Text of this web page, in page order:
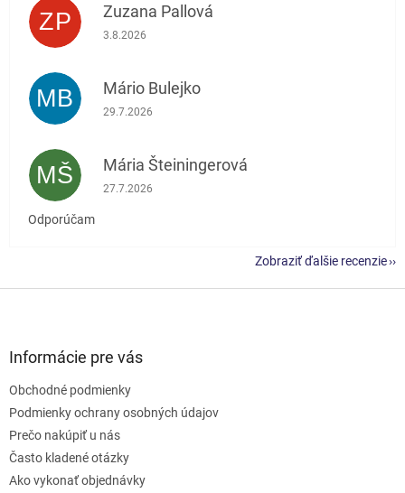
ZP Zuzana Pallová
Hodnotenie obchodu je 5 z 5 hviezdičiek.
3.8.2026
MB Mário Bulejko
Hodnotenie obchodu je 5 z 5 hviezdičiek.
29.7.2026
MŠ Mária Šteiningerová
Hodnotenie obchodu je 5 z 5 hviezdičiek.
27.7.2026
Odporúčam
Zobraziť ďalšie recenzie
Informácie pre vás
Obchodné podmienky
Podmienky ochrany osobných údajov
Prečo nakúpiť u nás
Často kladené otázky
Ako vykonať objednávky